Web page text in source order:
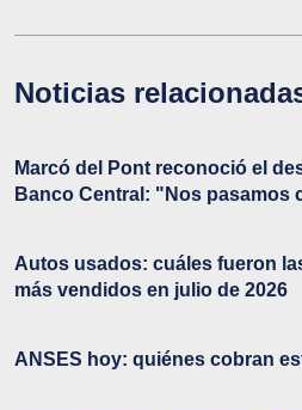
Noticias
Marcó del Pont reconoció el
Banco Central: "Nos pasamos
Autos usados: cuáles fueron
más vendidos en julio de 2026
ANSES hoy: quiénes cobran